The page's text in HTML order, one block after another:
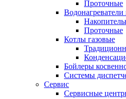
Проточные
Водонагреватели
Проточные
Котлы газовые
Бойлеры
Системы
Сервис
Сервисные